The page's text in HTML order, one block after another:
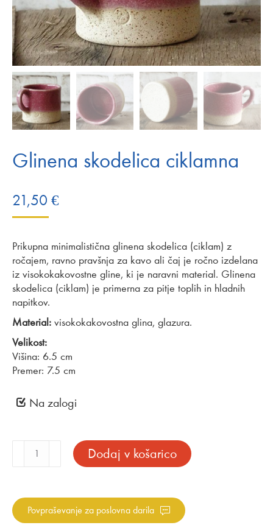
Glinena skodelica ciklamna
21,50 €
Prikupna minimalistična glinena skodelica (ciklam) z
ročajem, ravno pravšnja za kavo ali čaj je ročno izdelana
iz visokokakovostne gline, ki je naravni material. Glinena
skodelica (ciklam) je primerna za pitje toplih in hladnih
napitkov.
Material: visokokakovostna glina, glazura.
Velikost:
Višina: 6.5 cm
Premer: 7.5 cm
Na zalogi
skodelica
Dodaj v košarico
Povpraševanje za poslovna darila